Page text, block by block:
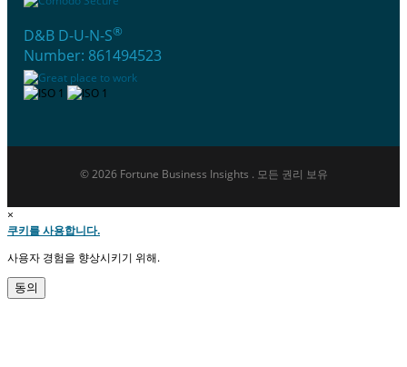
D&B D-U-N-S®
Number: 861494523
© 2026 Fortune Business Insights . 모든 권리 보유
×
쿠키를 사용합니다.
사용자 경험을 향상시키기 위해.
동의